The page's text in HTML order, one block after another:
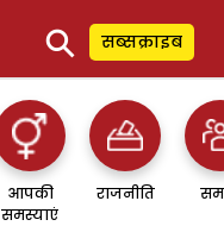
⚲ सब्सक्राइब
आपकी
समस्याएं
राजनीति